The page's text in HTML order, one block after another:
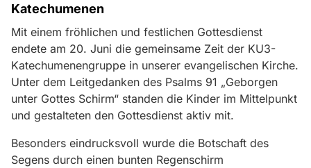
Katechumenen
Mit einem fröhlichen und festlichen Gottesdienst
endete am 20. Juni die gemeinsame Zeit der KU3-
Katechumenengruppe in unserer evangelischen Kirche.
Unter dem Leitgedanken des Psalms 91 „Geborgen
unter Gottes Schirm“ standen die Kinder im Mittelpunkt
und gestalteten den Gottesdienst aktiv mit.
Besonders eindrucksvoll wurde die Botschaft des
Segens durch einen bunten Regenschirm